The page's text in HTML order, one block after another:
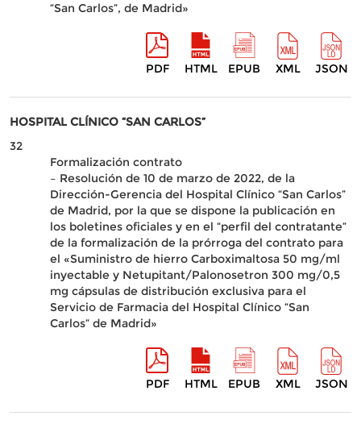
“San Carlos”, de Madrid»
PDF HTML EPUB XML JSON
HOSPITAL CLÍNICO “SAN CARLOS”
32
Formalización contrato
– Resolución de 10 de marzo de 2022, de la
Dirección-Gerencia del Hospital Clínico “San Carlos”
de Madrid, por la que se dispone la publicación en
los boletines oficiales y en el “perfil del contratante”
de la formalización de la prórroga del contrato para
el «Suministro de hierro Carboximaltosa 50 mg/ml
inyectable y Netupitant/Palonosetron 300 mg/0,5
mg cápsulas de distribución exclusiva para el
Servicio de Farmacia del Hospital Clínico “San
Carlos” de Madrid»
PDF HTML EPUB XML JSON